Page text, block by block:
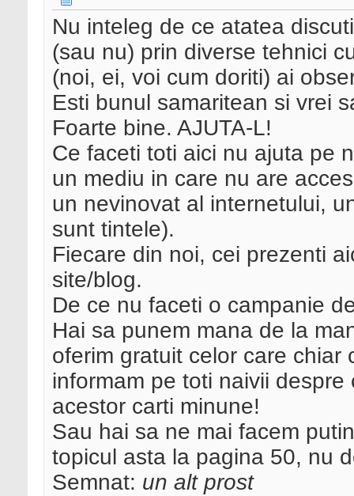
Nu inteleg de ce atatea
(sau nu) prin diverse tehnici
(noi, ei, voi cum doriti) ai
Esti bunul samaritean si vrei
Foarte bine. AJUTA-L!
Ce faceti toti aici nu ajuta pe
un mediu in care nu are
un nevinovat al internetului,
sunt tintele).
Fiecare din noi, cei prezenti
site/blog.
De ce nu faceti o campanie
Hai sa punem mana de la
oferim gratuit celor care chiar
informam pe toti naivii
acestor carti minune!
Sau hai sa ne mai facem
topicul asta la pagina 50, nu
Semnat: un alt prost